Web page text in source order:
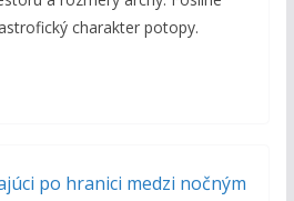
charakter potopy.